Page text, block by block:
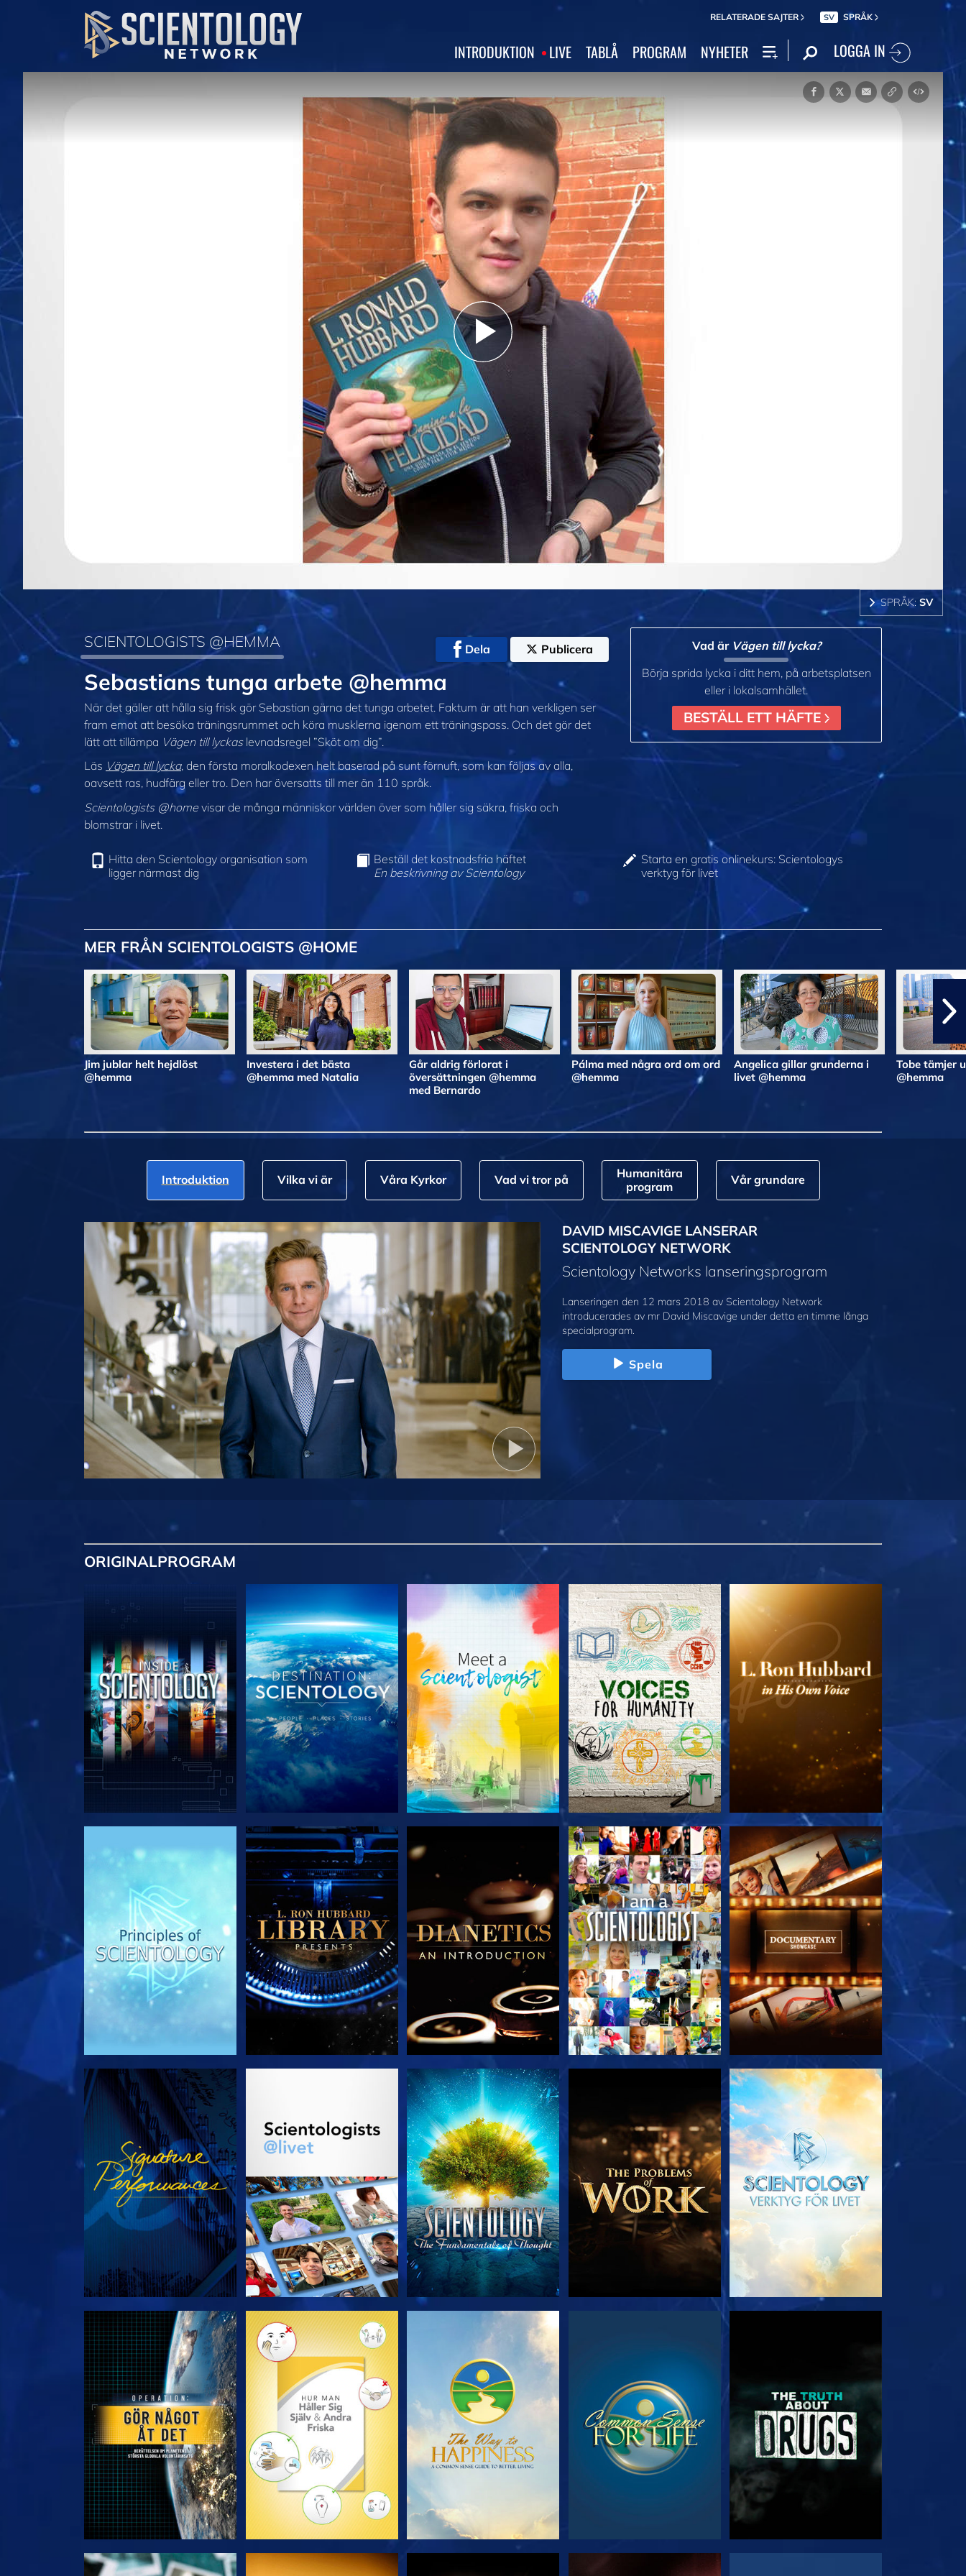
RELATERADE SAJTER SV SPRÅK
INTRODUKTION LIVE TABLÅ PROGRAM NYHETER LOGGA IN
Play
Video
SPRÅK: SV
SCIENTOLOGISTS @HEMMA Dela Publicera
Sebastians tunga arbete @hemma
När det gäller att hålla sig frisk gör Sebastian gärna det tunga arbetet. Faktum är att han verkligen ser
fram emot att besöka träningsrummet och köra musklerna igenom ett träningspass. Och det gör det
lätt att tillämpa Vägen till lyckaslevnadsregel ”Sköt om dig”.
Läs Vägen till lycka, den första moralkodexen helt baserad på sunt förnuft, som kan följas av alla,
oavsett ras, hudfärg eller tro. Den har översatts till mer än 110 språk.
Scientologists @homevisar de många människor världen över som håller sig säkra, friska och
blomstrar i livet.
Vad är Vägen till lycka?
Börja sprida lycka i ditt hem, på arbetsplatsen
eller i lokalsamhället.
BESTÄLL ETT HÄFTE
Hitta den Scientology organisation som
ligger närmast dig
Beställ det kostnadsfria häftet
En beskrivning av Scientology
Starta en gratis onlinekurs: Scientologys
verktyg för livet
MER FRÅN SCIENTOLOGISTS @HOME
Jim jublar helt hejdlöst
@hemma
Investera i det bästa
@hemma med Natalia
Går aldrig förlorat i
översättningen @hemma
med Bernardo
Pálma med några ord om ord
@hemma
Angelica gillar grunderna i
livet @hemma
Tobe tämjer
@hemma
Introduktion Vilka vi är Våra Kyrkor Vad vi tror på
Humanitära
program
Vår grundare
DAVID MISCAVIGE LANSERAR
SCIENTOLOGY NETWORK
Scientology Networks lanseringsprogram
Lanseringen den 12 mars 2018 av Scientology Network
introducerades av mr David Miscavige under detta en timme långa
specialprogram.
Spela
ORIGINALPROGRAM
UTFORSKA SERIEN UTFORSKA SERIEN UTFORSKA SERIEN UTFORSKA SERIEN UTFORSKA SERIEN
TITTA TITTA UTFORSKA SERIEN
UTFORSKA SERIEN UTFORSKA SERIEN